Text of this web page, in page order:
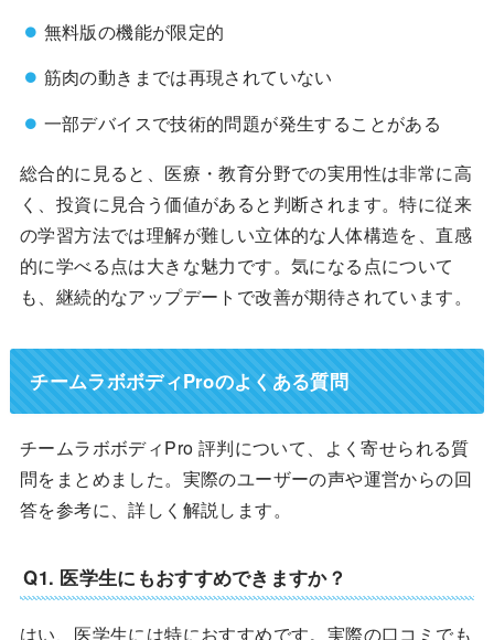
無料版の機能が限定的
筋肉の動きまでは再現されていない
一部デバイスで技術的問題が発生することがある
総合的に見ると、医療・教育分野での実用性は非常に高
く、投資に見合う価値があると判断されます。特に従来
の学習方法では理解が難しい立体的な人体構造を、直感
的に学べる点は大きな魅力です。気になる点について
も、継続的なアップデートで改善が期待されています。
チームラボボディProのよくある質問
チームラボボディPro 評判について、よく寄せられる質
問をまとめました。実際のユーザーの声や運営からの回
答を参考に、詳しく解説します。
Q1. 医学生にもおすすめできますか？
はい、医学生には特におすすめです。実際の口コミでも